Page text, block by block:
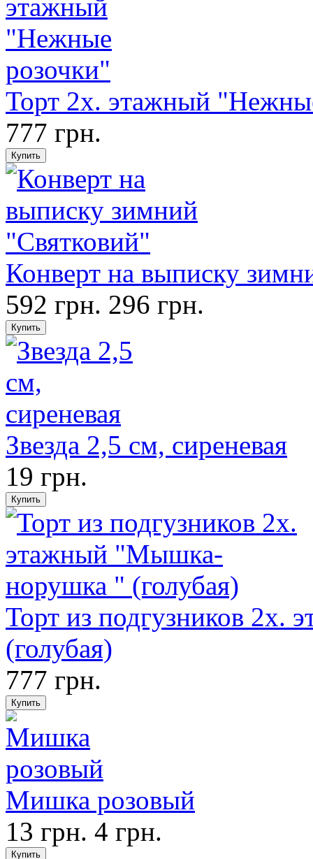
Торт 2х. этажный
777 грн.
Конверт на выписку
592 грн. 296 грн.
Звезда 2,5 см, сиреневая
19 грн.
Торт из подгузников
(голубая)
777 грн.
Мишка розовый
13 грн. 4 грн.